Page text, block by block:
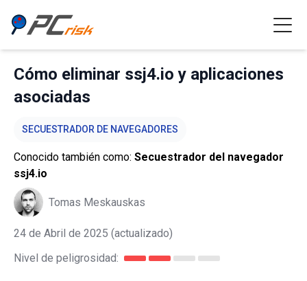
Cómo eliminar ssj4.io y aplicaciones
asociadas
SECUESTRADOR DE NAVEGADORES
Conocido también como: Secuestrador del navegador
ssj4.io
Tomas Meskauskas
24 de Abril de 2025 (actualizado)
Nivel de peligrosidad: